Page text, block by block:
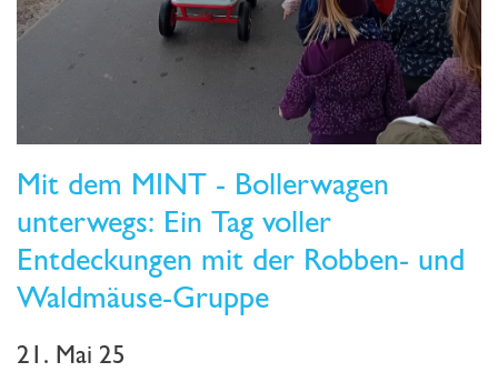
Mit dem MINT - Bollerwagen
unterwegs: Ein Tag voller
Entdeckungen mit der Robben- und
Waldmäuse-Gruppe
21. Mai 25